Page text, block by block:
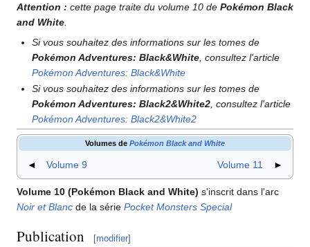
Attention : cette page traite du volume 10 de Pokémon Black
and White
Si vous souhaitez des informations sur les tomes de
Pokémon Adventures: Black&White , consultez l'article
Pokémon Adventures: Black&White
Si vous souhaitez des informations sur les tomes de
Pokémon Adventures: Black2&White2 , consultez l'article
Pokémon Adventures: Black2&White2
Volumes de Pokémon Black and White
◄ Volume 9 Volume 11 ►
Volume 10 (Pokémon Black and White) s'inscrit dans l'arc
Noir et Blanc de la série Pocket Monsters Special
Publication [modifier]